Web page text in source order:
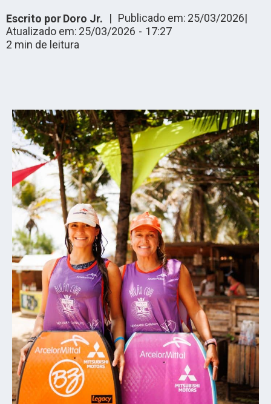
Escrito porDoro Jr. | Publicado em: 25/03/2026|
Atualizado em: 25/03/2026 - 17:27
2 min de leitura